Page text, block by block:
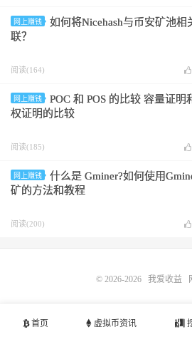
网上赚钱
如何将Nicehash与币安矿池相
联？
阅读(164)
网上赚钱
POC 和 POS 的比较 容量证明
权证明的比较
阅读(185)
网上赚钱
什么是 Gminer?如何使用
矿的方法和教程
阅读(200)
首页 虚拟币资讯
© 2026-2026 我爱收益